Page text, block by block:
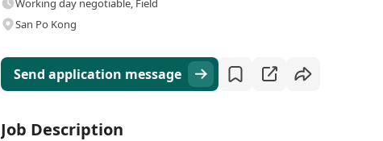
Working day negotiable, Field
San Po Kong
Send application message
Job Description